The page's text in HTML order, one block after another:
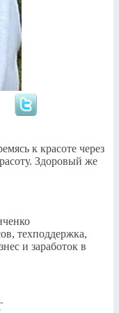
к красоте через
Здоровый же
техподдержка,
и заработок в